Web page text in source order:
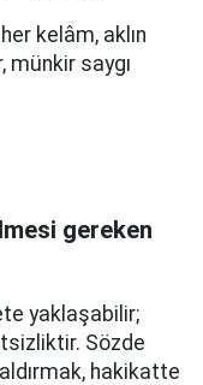
kelâm, aklın
münkir saygı
gereken
yaklaşabilir;
Sözde
hakikatte